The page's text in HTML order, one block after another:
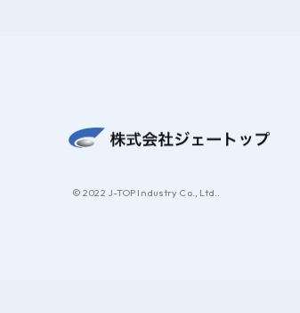
© 2022 J-TOP Industry Co., Ltd..